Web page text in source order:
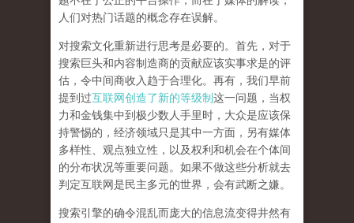
人们对热门话题的概念存在误解。
对搜索文化重新进行思考是必要的。首先，对于
搜索巨头和内容制造商的贡献应该实事求是的评
估，令中间商收入趋于合理化。再有，我们早前
提到过互联网创造了新的等级制这一问题，当权
力和金钱集中到极少数人手里时，大众是应该保
持警惕的，经济领域只是其中一方面，另有媒体
多样性、观点独立性，以及权利和机会在个体间
的分布状况等重要问题。 如果不做这些分析就去
判定互联网是民主多元的世界，会有武断之嫌。
搜索引擎的确令混乱而庞大的信息流变得井然有